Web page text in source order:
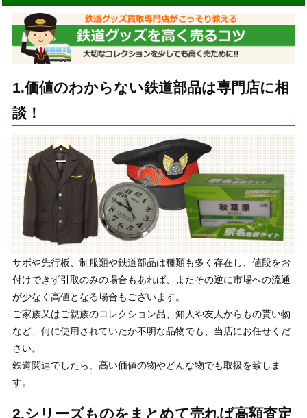
1.価値のわからない鉄道部品は専門店に相
談！
サボや先行板、制服類や鉄道部品は種類も多く存在し、値段をお
付けできず引取のみの場合もあれば、またその逆に市場への流通
が少なく高値となる場合もございます。
ご家族又はご親族のコレクション品、知人や友人からもの貰い物
など、何に使用されていたか不明な品物でも、当店にお任せくだ
さい。
鉄道関連でしたら、高い価値の物やどんな物でも取扱を致しま
す。
2.シリーズものをまとめて売れば高額査定